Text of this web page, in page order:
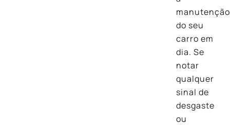
manutenção
do seu
carro em
dia. Se
notar
qualquer
sinal de
desgaste
ou